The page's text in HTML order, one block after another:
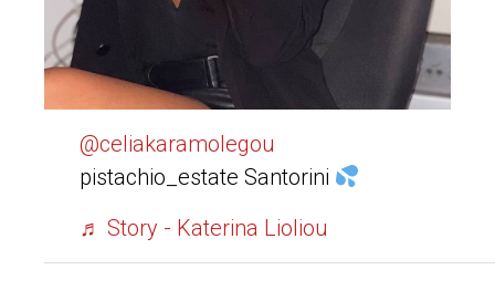
@celiakaramolegou
pistachio_estate Santorini
♬ Story - Katerina Lioliou